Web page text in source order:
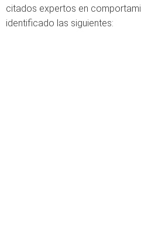
citados expertos en
identificado las siguientes: